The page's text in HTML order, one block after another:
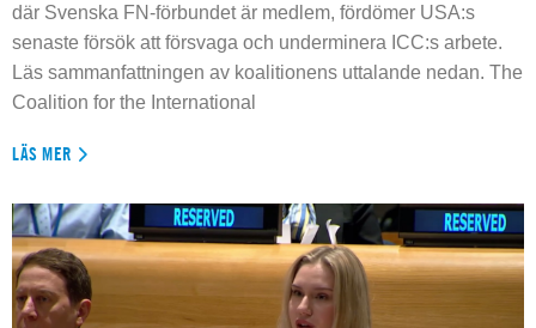
där Svenska FN-förbundet är medlem, fördömer USA:s
senaste försök att försvaga och underminera ICC:s arbete.
Läs sammanfattningen av koalitionens uttalande nedan. The
Coalition for the International
LÄS MER